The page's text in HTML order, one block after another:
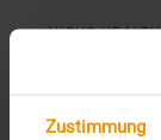
Zustimmung
VISUS